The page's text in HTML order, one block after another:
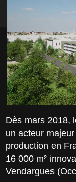
Dès mars 2018,
un acteur
production en
16 000 m²
Vendargues